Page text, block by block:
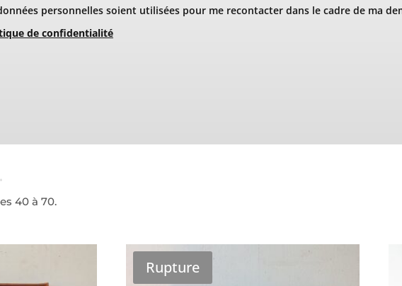
personnelles soient utilisées pour me recontacter dans le cadre de ma
de confidentialité
40 à 70.
Rupture